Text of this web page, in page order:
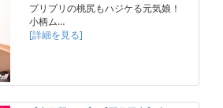
プリプリの桃尻もハジケる元気娘！
小柄ム…
[詳細を見る]